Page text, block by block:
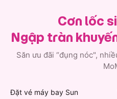
Airways, Pacific Airlines…
đi Cần Thơ trên MoMo,
các ưu đãi độc quyền đầy
trình bay của bạn cũng
máy bay Cần Thơ đi
Không chỉ có vé đi Thanh
Cơn lốc
Ngập tràn
Săn ưu đãi “đụng nóc",
Đặt vé máy bay Sun